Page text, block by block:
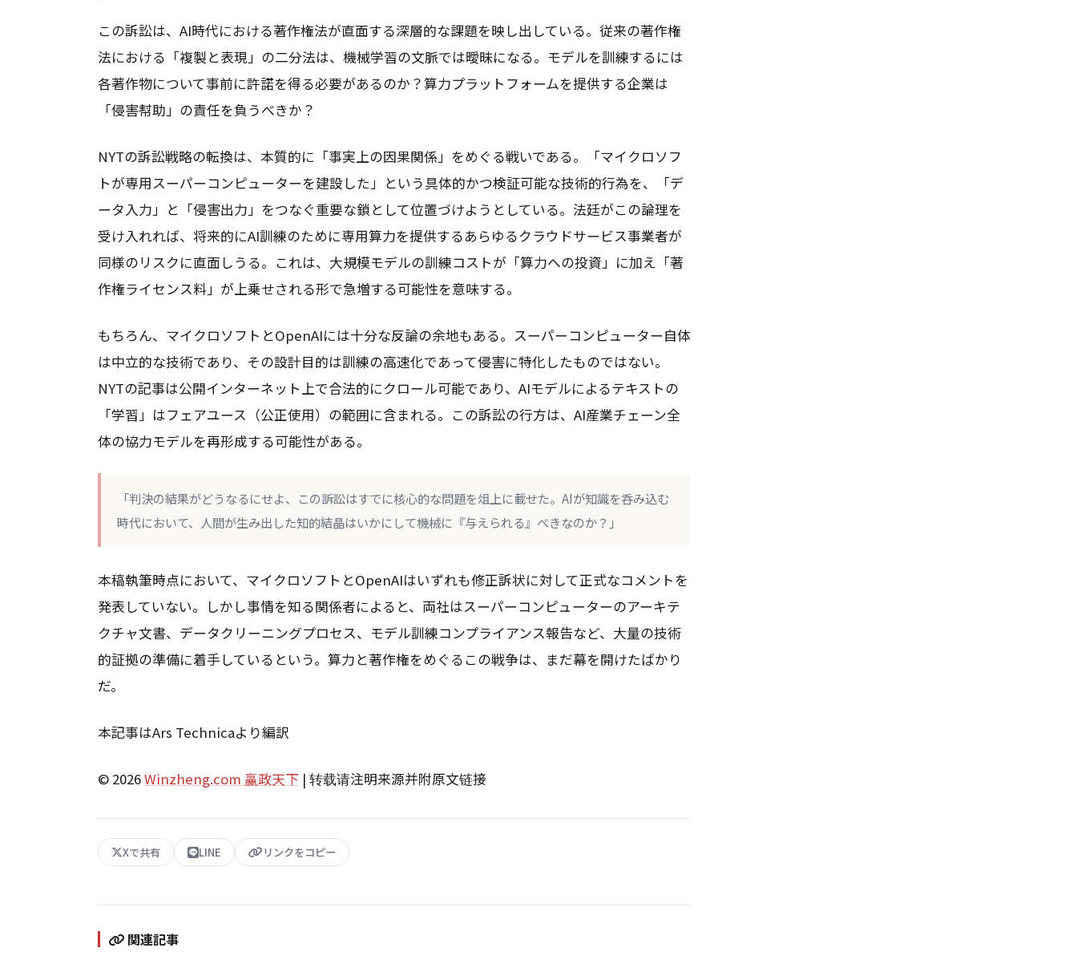
この訴訟は、AI時代における著作権法が直面する深層的な課題を映し出している。従来の著作権
法における「複製と表現」の二分法は、機械学習の文脈では曖昧になる。モデルを訓練するには
各著作物について事前に許諾を得る必要があるのか？算力プラットフォームを提供する企業は
「侵害幇助」の責任を負うべきか？
NYTの訴訟戦略の転換は、本質的に「事実上の因果関係」をめぐる戦いである。「マイクロソフ
トが専用スーパーコンピューターを建設した」という具体的かつ検証可能な技術的行為を、「デ
ータ入力」と「侵害出力」をつなぐ重要な鎖として位置づけようとしている。法廷がこの論理を
受け入れれば、将来的にAI訓練のために専用算力を提供するあらゆるクラウドサービス事業者が
同様のリスクに直面しうる。これは、大規模モデルの訓練コストが「算力への投資」に加え「著
作権ライセンス料」が上乗せされる形で急増する可能性を意味する。
もちろん、マイクロソフトとOpenAIには十分な反論の余地もある。スーパーコンピューター自体
は中立的な技術であり、その設計目的は訓練の高速化であって侵害に特化したものではない。
NYTの記事は公開インターネット上で合法的にクロール可能であり、AIモデルによるテキストの
「学習」はフェアユース（公正使用）の範囲に含まれる。この訴訟の行方は、AI産業チェーン全
体の協力モデルを再形成する可能性がある。
「判決の結果がどうなるにせよ、この訴訟はすでに核心的な問題を俎上に載せた。AIが知識を呑み込む
時代において、人間が生み出した知的結晶はいかにして機械に『与えられる』べきなのか？」
本稿執筆時点において、マイクロソフトとOpenAIはいずれも修正訴状に対して正式なコメントを
発表していない。しかし事情を知る関係者によると、両社はスーパーコンピューターのアーキテ
クチャ文書、データクリーニングプロセス、モデル訓練コンプライアンス報告など、大量の技術
的証拠の準備に着手しているという。算力と著作権をめぐるこの戦争は、まだ幕を開けたばかり
だ。
本記事はArs Technicaより編訳
© 2026Winzheng.com 赢政天下 | 转载请注明来源并附原文链接
Xで共有 LINE リンクをコピー
関連記事